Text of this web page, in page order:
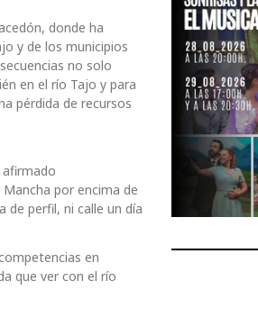
donde ha
y de los municipios
no solo
en el río Tajo y para
pérdida de recursos
afirmado
por encima de
de perfil, ni calle un día
en
que ver con el río